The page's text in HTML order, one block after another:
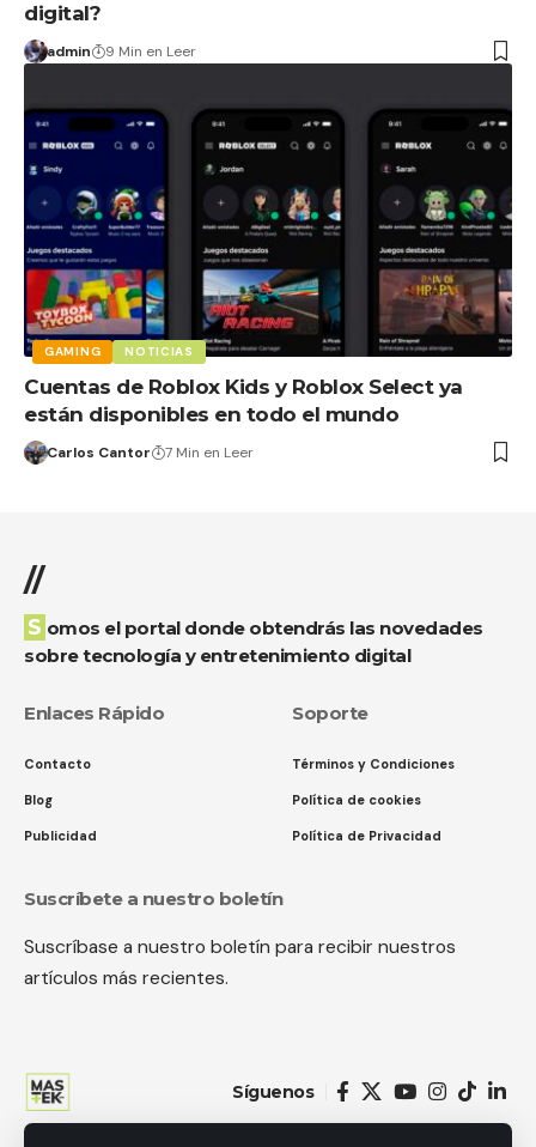
digital?
admin 9 Min en Leer
GAMING NOTICIAS
Cuentas de Roblox Kids y Roblox Select ya
están disponibles en todo el mundo
Carlos Cantor 7 Min en Leer
//
Somos el portal donde obtendrás las novedades
sobre tecnología y entretenimiento digital
Enlaces Rápido
Contacto
Blog
Publicidad
Soporte
Términos y Condiciones
Política de cookies
Política de Privacidad
Suscríbete a nuestro boletín
Suscríbase a nuestro boletín para recibir nuestros
artículos más recientes.
Síguenos